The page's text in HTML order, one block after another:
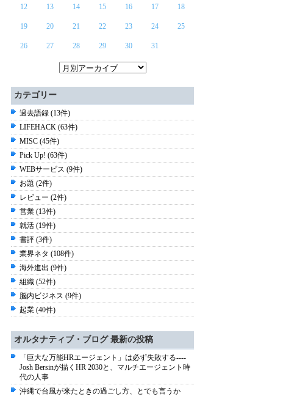
12 13 14 15 16 17 18
19 20 21 22 23 24 25
26 27 28 29 30 31
カテゴリー
過去語録 (13件)
LIFEHACK (63件)
MISC (45件)
Pick Up! (63件)
WEBサービス (9件)
お題 (2件)
レビュー (2件)
営業 (13件)
就活 (19件)
書評 (3件)
業界ネタ (108件)
海外進出 (9件)
組織 (52件)
脳内ビジネス (9件)
起業 (40件)
オルタナティブ・ブログ 最新の投稿
「巨大な万能HRエージェント」は必ず失敗する----
Josh Bersinが描くHR 2030と、マルチエージェント時
代の人事
沖縄で台風が来たときの過ごし方、とでも言うか